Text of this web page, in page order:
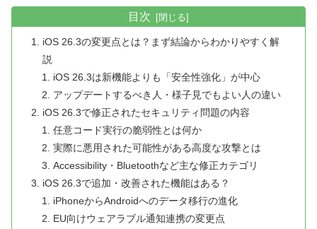
目次
iOS 26.3の変更点とは？まず結論からわかりやすく解
説
iOS 26.3は新機能よりも「安全性強化」が中心
アップデートするべき人・様子見でもよい人の違い
iOS 26.3で修正されたセキュリティ問題の内容
任意コード実行の脆弱性とは何か
実際に悪用された可能性がある高度な攻撃とは
Accessibility・Bluetoothなど主な修正カテゴリ
iOS 26.3で追加・改善された機能はある？
iPhoneからAndroidへのデータ移行の進化
EU向けウェアラブル通知連携の変更点